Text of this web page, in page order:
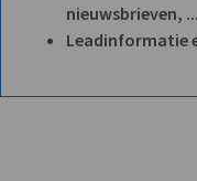
nieuwsbrieven, ...
Leadinformatie